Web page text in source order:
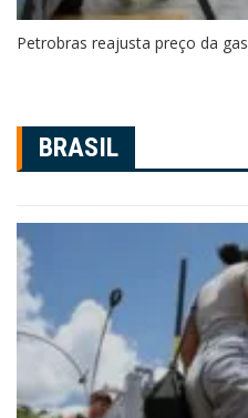
Petrobras reajusta preço da
BRASIL